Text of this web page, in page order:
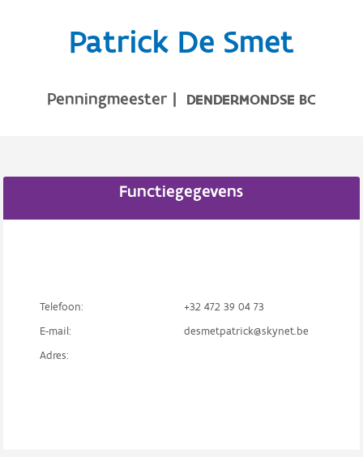
Patrick De Smet
Penningmeester | DENDERMONDSE BC
Functiegegevens
Telefoon:
+32 472 39 04 73
E-mail:
desmetpatrick@skynet.be
Adres: